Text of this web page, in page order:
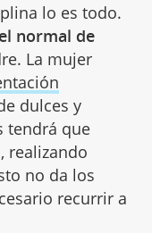
lo es todo.
normal de
La mujer
dulces y
tendrá que
realizando
no da los
recurrir a